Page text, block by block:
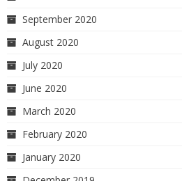
September 2020
August 2020
July 2020
June 2020
March 2020
February 2020
January 2020